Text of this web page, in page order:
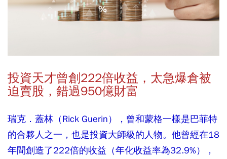
投資天才曾創222倍收益，太急爆倉被
迫賣股，錯過950億財富
瑞克．蓋林（Rick Guerin），曾和蒙格一樣是巴菲特
的合夥人之一，也是投資大師級的人物。他曾經在18
年間創造了222倍的收益（年化收益率為32.9%），